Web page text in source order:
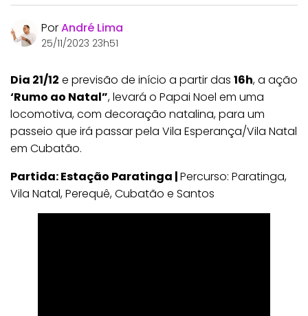
PorAndré Lima
25/11/2023 23h51
Dia 21/12 e previsão de início a partir das 16h, a ação
‘Rumo ao Natal”, levará o Papai Noel em uma
locomotiva, com decoração natalina, para um
passeio que irá passar pela Vila Esperança/Vila Natal
em Cubatão.
Partida: Estação Paratinga |Percurso: Paratinga,
Vila Natal, Perequê, Cubatão e Santos